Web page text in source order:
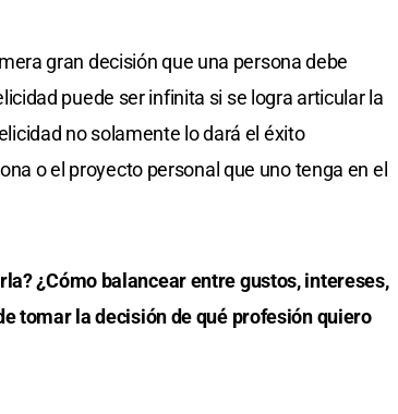
gran decisión que una persona debe
puede ser infinita si se logra articular la
no solamente lo dará el éxito
o el proyecto personal que uno tenga en el
¿Cómo balancear entre gustos, intereses,
tomar la decisión de qué profesión quiero